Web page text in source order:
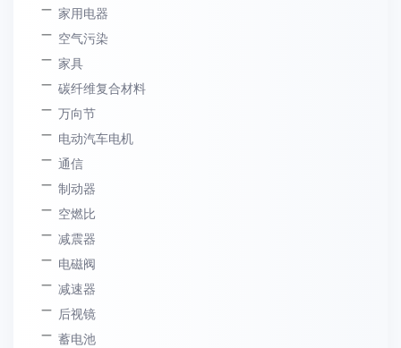
家用电器
空气污染
家具
碳纤维复合材料
万向节
电动汽车电机
通信
制动器
空燃比
减震器
电磁阀
减速器
后视镜
蓄电池